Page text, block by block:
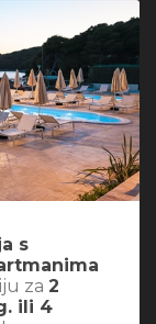
s
za 2
ili 4